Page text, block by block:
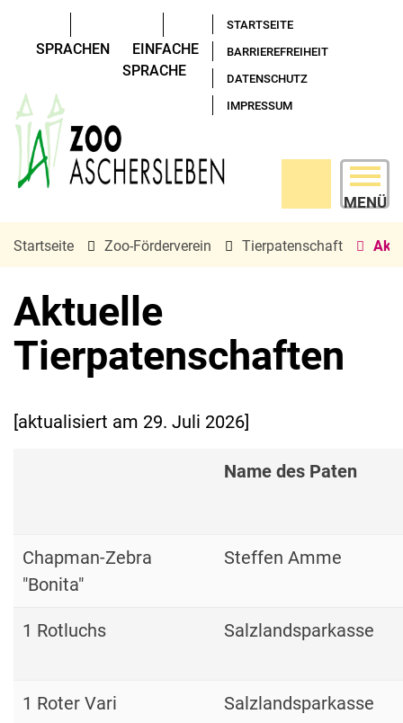
SPRACHEN
EINFACHE
SPRACHE
STARTSEITE
BARRIEREFREIHEIT
DATENSCHUTZ
IMPRESSUM
MENÜ
Startseite Zoo-Förderverein Tierpatenschaft
Aktuelle
Tierpatenschaften
[aktualisiert am 29. Juli 2026]
Name des Paten
Chapman-Zebra
"Bonita"
Steffen Amme
1 Rotluchs Salzlandsparkasse
1 Roter Vari Salzlandsparkasse